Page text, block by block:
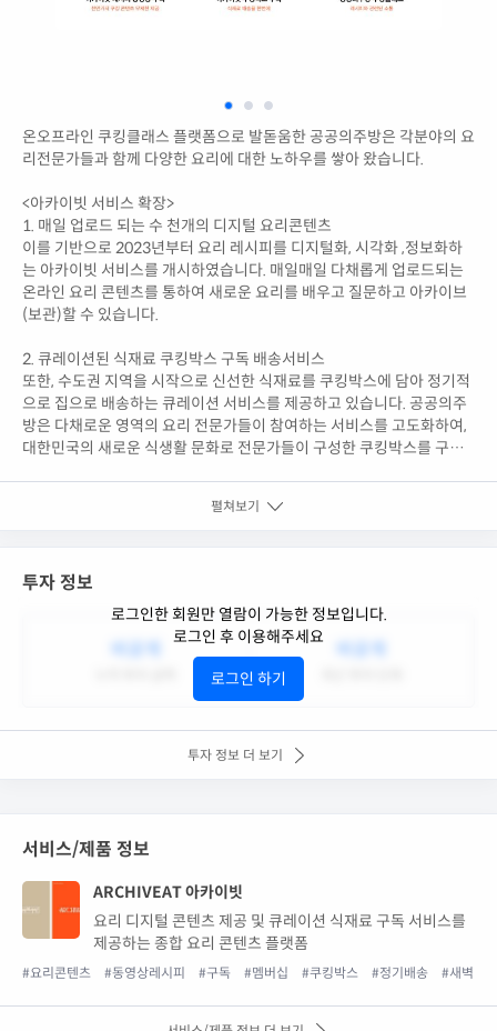
온오프라인 쿠킹클래스 플랫폼으로 발돋움한 공공의주방은 각분야의 요
리전문가들과 함께 다양한 요리에 대한 노하우를 쌓아 왔습니다.
<아카이빗 서비스 확장>
1. 매일 업로드 되는 수 천개의 디지털 요리콘텐츠
이를 기반으로 2023년부터 요리 레시피를 디지털화, 시각화 ,정보화하
는 아카이빗 서비스를 개시하였습니다. 매일매일 다채롭게 업로드되는
온라인 요리 콘텐츠를 통하여 새로운 요리를 배우고 질문하고 아카이브
(보관)할 수 있습니다.
2. 큐레이션된 식재료 쿠킹박스 구독 배송서비스
또한, 수도권 지역을 시작으로 신선한 식재료를 쿠킹박스에 담아 정기적
으로 집으로 배송하는 큐레이션 서비스를 제공하고 있습니다. 공공의주
방은 다채로운 영역의 요리 전문가들이 참여하는 서비스를 고도화하여,
대한민국의 새로운 식생활 문화로 전문가들이 구성한 쿠킹박스를 구독
펼쳐보기
투자 정보
로그인한 회원만 열람이 가능한 정보입니다.
로그인 후 이용해주세요
로그인 하기
투자 정보 더 보기
서비스/제품 정보
ARCHIVEAT 아카이빗
요리 디지털 콘텐츠 제공 및 큐레이션 식재료 구독 서비스를
제공하는 종합 요리 콘텐츠 플랫폼
#요리콘텐츠 #동영상레시피 #구독 #멤버십 #쿠킹박스 #정기배송 #새벽배송